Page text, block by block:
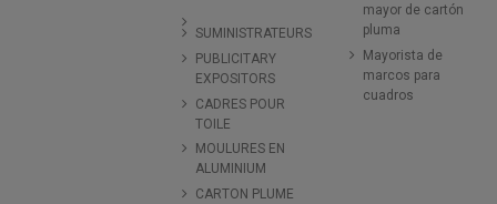
SUMINISTRATEURS
PUBLICITARY
EXPOSITORS
CADRES POUR
TOILE
MOULURES EN
ALUMINIUM
CARTON PLUME
mayor de cartón
pluma
Mayorista de
marcos para
cuadros